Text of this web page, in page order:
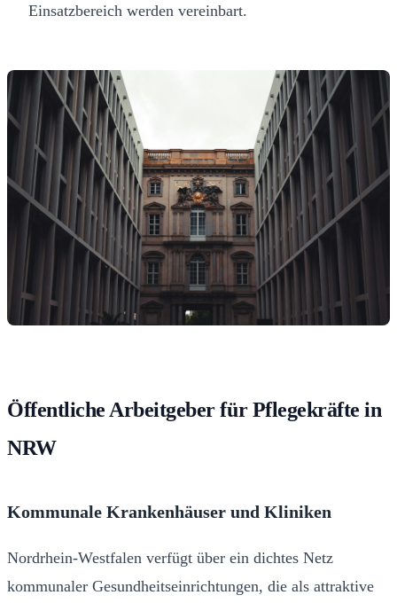
Einsatzbereich werden vereinbart.
Öffentliche Arbeitgeber für Pflegekräfte in
NRW
Kommunale Krankenhäuser und Kliniken
Nordrhein-Westfalen verfügt über ein dichtes Netz
kommunaler Gesundheitseinrichtungen, die als attraktive